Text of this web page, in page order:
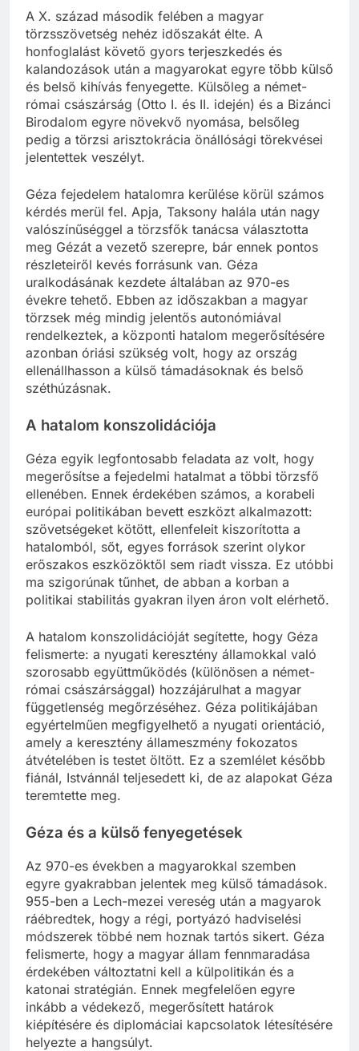
A X. század második felében a magyar
törzsszövetség nehéz időszakát élte. A
honfoglalást követő gyors terjeszkedés és
kalandozások után a magyarokat egyre több külső
és belső kihívás fenyegette. Külsőleg a német-
római császárság (Otto I. és II. idején) és a Bizánci
Birodalom egyre növekvő nyomása, belsőleg
pedig a törzsi arisztokrácia önállósági törekvései
jelentettek veszélyt.
Géza fejedelem hatalomra kerülése körül számos
kérdés merül fel. Apja, Taksony halála után nagy
valószínűséggel a törzsfők tanácsa választotta
meg Gézát a vezető szerepre, bár ennek pontos
részleteiről kevés forrásunk van. Géza
uralkodásának kezdete általában az 970-es
évekre tehető. Ebben az időszakban a magyar
törzsek még mindig jelentős autonómiával
rendelkeztek, a központi hatalom megerősítésére
azonban óriási szükség volt, hogy az ország
ellenállhasson a külső támadásoknak és belső
széthúzásnak.
A hatalom konszolidációja
Géza egyik legfontosabb feladata az volt, hogy
megerősítse a fejedelmi hatalmat a többi törzsfő
ellenében. Ennek érdekében számos, a korabeli
európai politikában bevett eszközt alkalmazott:
szövetségeket kötött, ellenfeleit kiszorította a
hatalomból, sőt, egyes források szerint olykor
erőszakos eszközöktől sem riadt vissza. Ez utóbbi
ma szigorúnak tűnhet, de abban a korban a
politikai stabilitás gyakran ilyen áron volt elérhető.
A hatalom konszolidációját segítette, hogy Géza
felismerte: a nyugati keresztény államokkal való
szorosabb együttműködés (különösen a német-
római császársággal) hozzájárulhat a magyar
függetlenség megőrzéséhez. Géza politikájában
egyértelműen megfigyelhető a nyugati orientáció,
amely a keresztény állameszmény fokozatos
átvételében is testet öltött. Ez a szemlélet később
fiánál, Istvánnál teljesedett ki, de az alapokat Géza
teremtette meg.
Géza és a külső fenyegetések
Az 970-es években a magyarokkal szemben
egyre gyakrabban jelentek meg külső támadások.
955-ben a Lech-mezei vereség után a magyarok
ráébredtek, hogy a régi, portyázó hadviselési
módszerek többé nem hoznak tartós sikert. Géza
felismerte, hogy a magyar állam fennmaradása
érdekében változtatni kell a külpolitikán és a
katonai stratégián. Ennek megfelelően egyre
inkább a védekező, megerősített határok
kiépítésére és diplomáciai kapcsolatok létesítésére
helyezte a hangsúlyt.